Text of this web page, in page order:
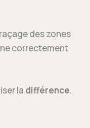
des zones
correctement
la différence.